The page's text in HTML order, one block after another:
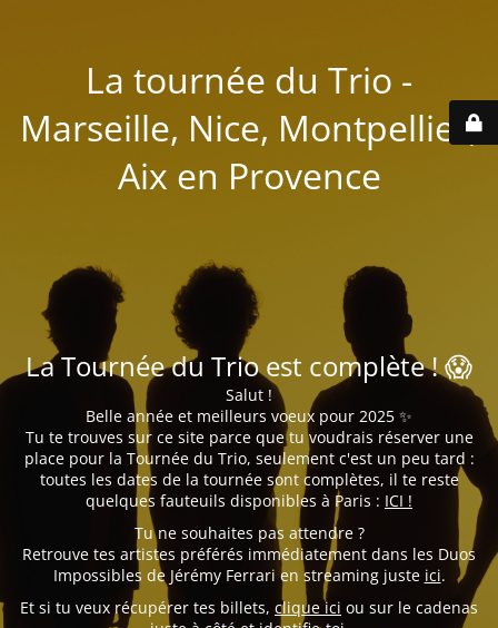
La tournée du Trio -
Marseille, Nice, Montpellier,
Aix en Provence
La Tournée du Trio est complète ! 😱
Salut !
Belle année et meilleurs voeux pour 2025 ✨
Tu te trouves sur ce site parce que tu voudrais réserver une
place pour la Tournée du Trio, seulement c'est un peu tard :
toutes les dates de la tournée sont complètes, il te reste
quelques fauteuils disponibles à Paris : ICI !
Tu ne souhaites pas attendre ?
Retrouve tes artistes préférés immédiatement dans les Duos
Impossibles de Jérémy Ferrari en streaming juste ici.
Et si tu veux récupérer tes billets, clique ici ou sur le cadenas